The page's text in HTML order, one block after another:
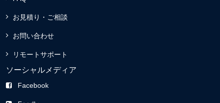
お見積り・ご相談
お問い合わせ
リモートサポート
ソーシャルメディア
Facebook